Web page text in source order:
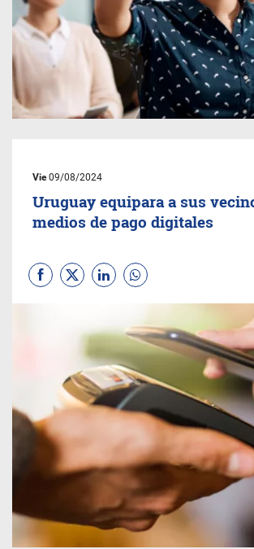
Vie09/08/2024
Uruguay equipara a sus
medios de pago digitales